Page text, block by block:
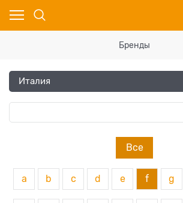
Бренды
Все
a b c d e f g